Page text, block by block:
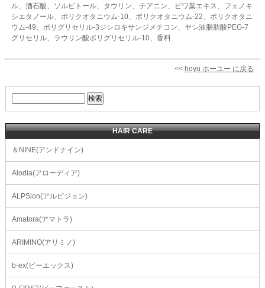
ル、酒石酸、ソルビトール、タウリン、テアニン、ビワ葉エキス、フェノキ
シエタノール、ポリクオタニウム-10、ポリクオタニウム-22、ポリクオタニ
ウム-49、ポリグリセリル-3ジシロキサンジメチコン、ヤシ油脂肪酸PEG-7
グリセリル、ラウリン酸ポリグリセリル-10、香料
<< hoyu ホーユー に戻る
HAIR CARE
＆NINE(アンドナイン)
Alodia(アローディア)
ALPSion(アルピジョン)
Amatora(アマトラ)
ARIMINO(アリミノ)
b-ex(ビーエックス)